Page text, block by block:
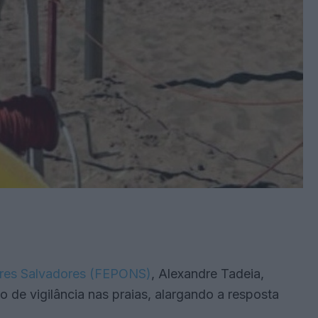
Salvadores (FEPONS), Alexandre Tadeia,
de vigilância nas praias, alargando a resposta